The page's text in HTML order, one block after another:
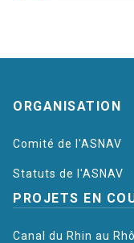
Plan
du
site
ORGANISATION
Comité de l'ASNAV
Statuts de l'ASNAV
PROJETS EN
Canal du Rhin au